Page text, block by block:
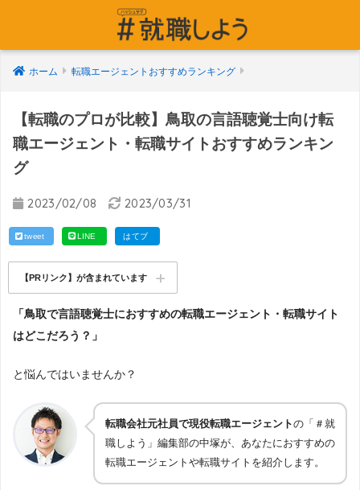
ホーム 転職エージェントおすすめランキング
【転職のプロが比較】鳥取の言語聴覚士向け転
職エージェント・転職サイトおすすめランキン
グ
2023/02/08 2023/03/31
tweet LINE はてブ
【PRリンク】が含まれています
「鳥取で言語聴覚士におすすめの転職エージェント・転職サイト
はどこだろう？」
と悩んではいませんか？
転職会社元社員で現役転職エージェントの「＃就
職しよう」編集部の中塚が、あなたにおすすめの
転職エージェントや転職サイトを紹介します。